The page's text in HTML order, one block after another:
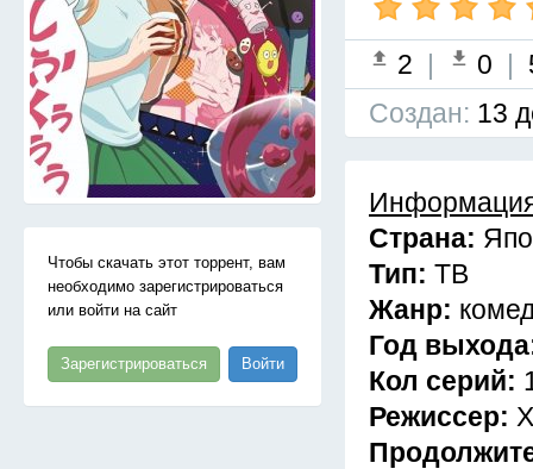
Чтобы скачать этот торрент, вам
необходимо зарегистрироваться
или войти на сайт
Зарегистрироваться Войти
2 | 0 |
Cоздан: 13
Страна:
Тип: ТВ
Жанр:
Год
Кол серий:
Режиссер: